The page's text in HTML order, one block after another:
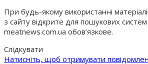
При будь-якому використанні
з сайту відкрите для пошукових систем
meatnews.com.ua обов’язкове.
Слідкувати
Натисніть, щоб отримувати